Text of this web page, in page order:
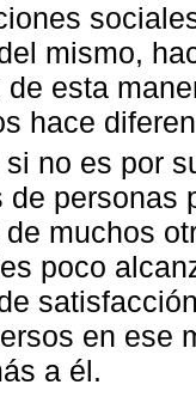
mismo,
de esta
hace
no es por
de
muchos
poco
en ese
a él.